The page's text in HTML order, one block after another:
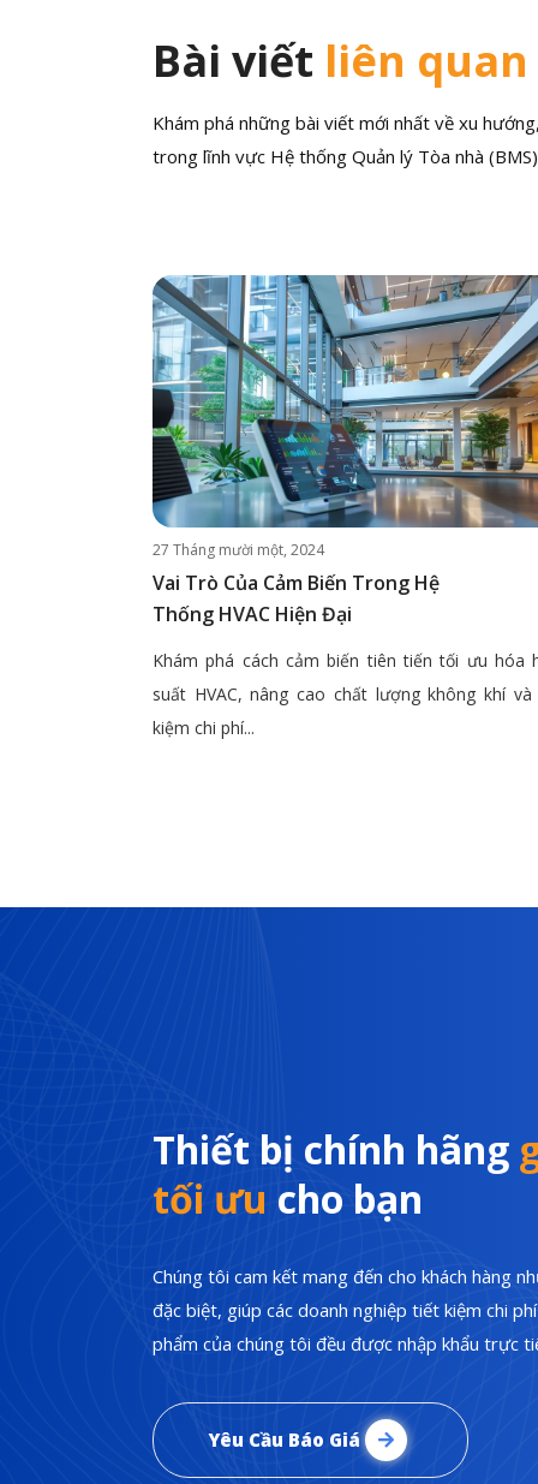
Bài viết liên quan
Khám phá những bài viết mới nhất về xu
trong lĩnh vực Hệ thống Quản lý Tòa nhà
27 Tháng mười một, 2024
Vai Trò Của Cảm Biến Trong Hệ
Thống HVAC Hiện Đại
Khám phá cách cảm biến tiên tiến tối ưu hóa
suất HVAC, nâng cao chất lượng không khí
kiệm chi phí...
Thiết bị chính hãng
tối ưu cho bạn
Chúng tôi cam kết mang đến cho khách hàng
đặc biệt, giúp các doanh nghiệp tiết kiệm chi
phẩm của chúng tôi đều được nhập khẩu trực
Yêu Cầu Báo Giá